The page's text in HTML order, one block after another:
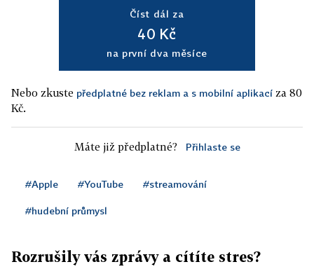
Číst dál za
40 Kč
na první dva měsíce
Nebo zkuste předplatné bez reklam a s mobilní aplikací za 80
Kč.
Máte již předplatné? Přihlaste se
#Apple #YouTube #streamování
#hudební průmysl
Rozrušily vás zprávy a cítíte stres?